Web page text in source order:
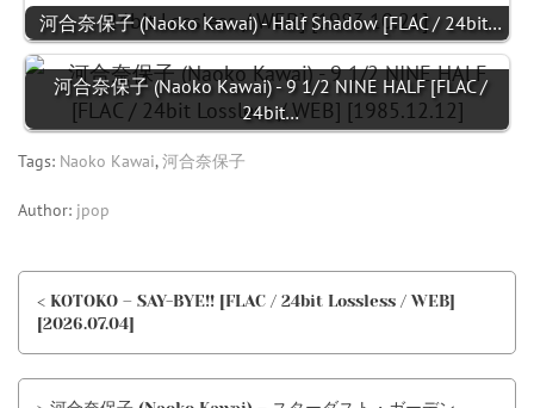
河合奈保子 (Naoko Kawai) - Half Shadow [FLAC / 24bit…
河合奈保子 (Naoko Kawai) - 9 1/2 NINE HALF [FLAC /
24bit…
Tags: Naoko Kawai,河合奈保子
Author: jpop
< KOTOKO – SAY-BYE!! [FLAC / 24bit Lossless / WEB]
[2026.07.04]